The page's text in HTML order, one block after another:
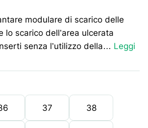
modulare di scarico delle
lo scarico dell’area ulcerata
senza l’utilizzo della… Leggi
37 38